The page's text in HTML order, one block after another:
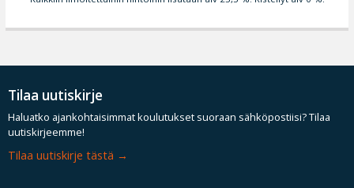
Tilaa uutiskirje
Haluatko ajankohtaisimmat koulutukset suoraan sähköpostiisi? Tilaa
uutiskirjeemme!
Tilaa uutiskirje tästä